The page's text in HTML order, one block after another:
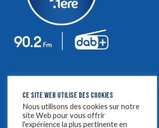
CE SITE WEB UTILISE DES COOKIES
Nous utilisons des cookies sur notre
site Web pour vous offrir
l'expérience la plus pertinente en